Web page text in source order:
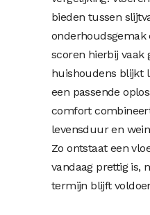
bieden tussen
scoren hierbij vaak
huishoudens blijkt
een passende
comfort
levensduur en
Zo ontstaat een
vandaag prettig is,
termijn blijft